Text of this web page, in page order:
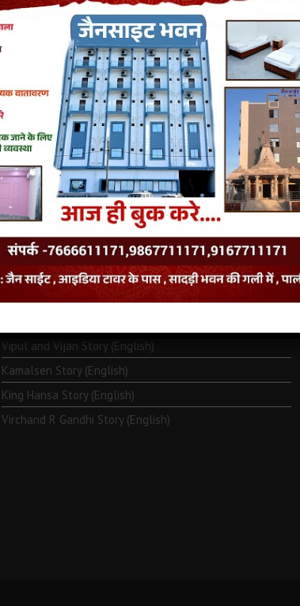
LATEST JAINISM
The Jain Monk and his Saka saviours (English)
Monk Metarya (English)
Vipul and Vijan Story (English)
Kamalsen Story (English)
King Hansa Story (English)
Virchand R Gandhi Story (English)